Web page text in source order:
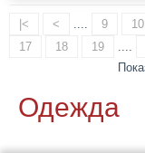
|< < .... 9 10
17
18 19 ....
Одежда